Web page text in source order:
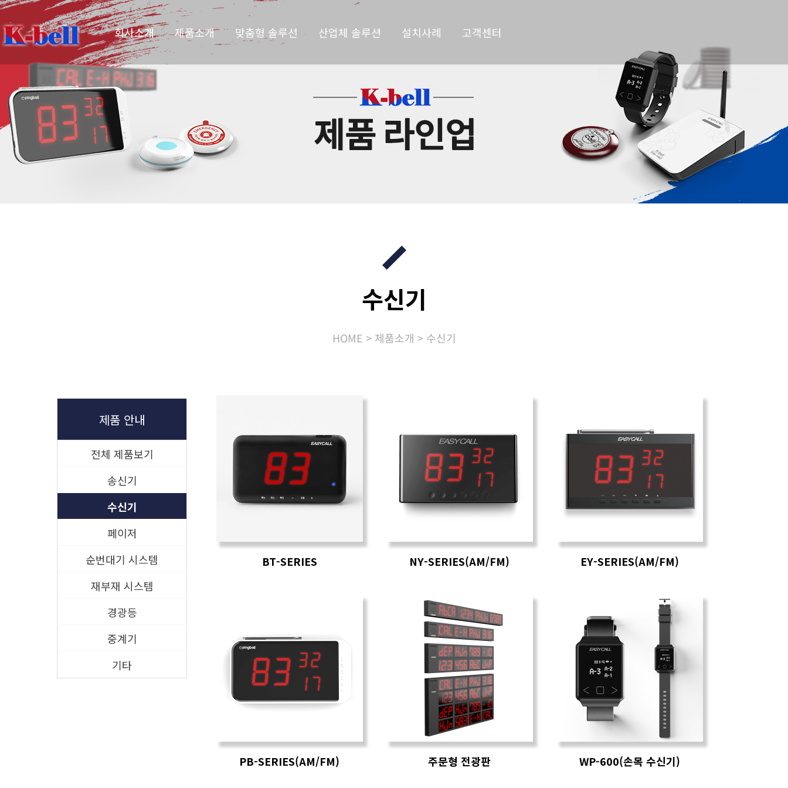
회사소개 제품소개 맞춤형 솔루션 산업체 솔루션 설치사례 고객센터
수신기
HOME 제품소개 수신기
제품 안내
전체 제품보기
송신기
수신기
페이저
순번대기 시스템
재부재 시스템
경광등
중계기
기타
BT-SERIES NY-SERIES(AM/FM) EY-SERIES(AM/FM)
PB-SERIES(AM/FM) 주문형 전광판 WP-600(손목 수신기)